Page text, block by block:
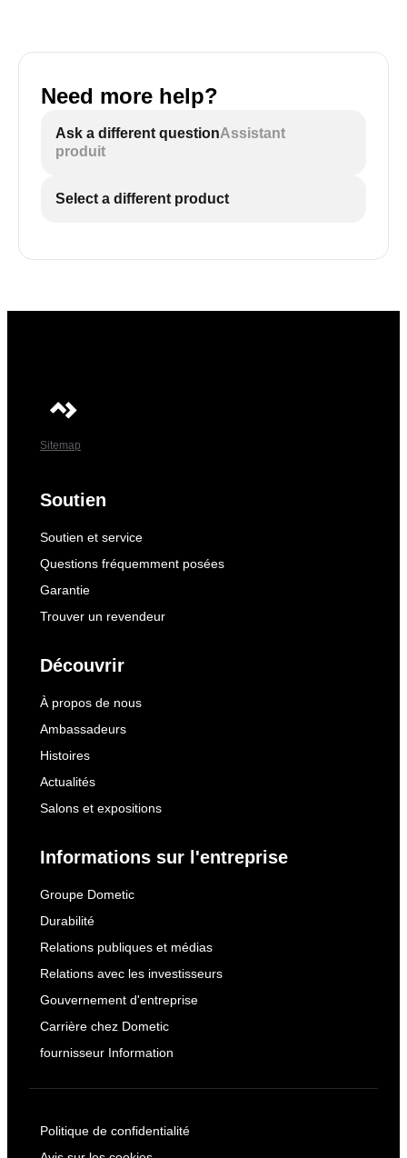
Need more help?
Ask a different questionAssistant
produit
Select a different product
Sitemap
Soutien
Soutien et service
Questions fréquemment posées
Garantie
Trouver un revendeur
Découvrir
À propos de nous
Ambassadeurs
Histoires
Actualités
Salons et expositions
Informations sur l'entreprise
Groupe Dometic
Durabilité
Relations publiques et médias
Relations avec les investisseurs
Gouvernement d'entreprise
Carrière chez Dometic
fournisseur Information
Politique de confidentialité